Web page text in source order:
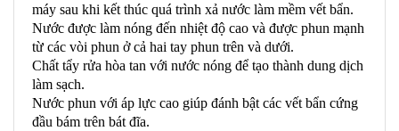
máy sau khi kết thúc quá trình xả nước làm mềm vết bẩn.
Nước được làm nóng đến nhiệt độ cao và được phun mạnh
từ các vòi phun ở cả hai tay phun trên và dưới.
Chất tẩy rửa hòa tan với nước nóng để tạo thành dung dịch
làm sạch.
Nước phun với áp lực cao giúp đánh bật các vết bẩn cứng
đầu bám trên bát đĩa.